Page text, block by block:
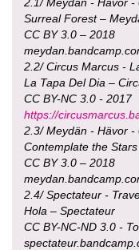
Surreal Forest –
CC BY 3.0 – 2018
2.2/ Circus Marcus -
La Tapa Del Dia –
CC BY-NC 3.0 - 2017
https://
2.3/ Meydän - Hävor
Contemplate the
CC BY 3.0 – 2018
2.4/ Spectateur -
Hola – Spectateur
CC BY-NC-ND 3.0 -